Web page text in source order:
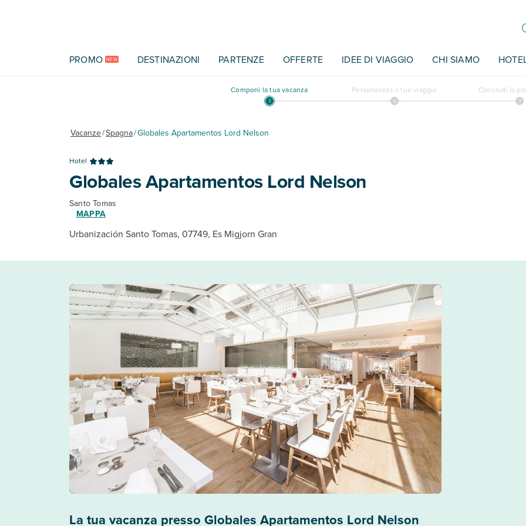
PROMO NEW DESTINAZIONI PARTENZE OFFERTE IDEE DI VIAGGIO CHI SIAMO
Componi la tua vacanza Personalizza il tuo viaggio Concludi la
Vacanze/Spagna/Globales Apartamentos Lord Nelson
Hotel
Globales Apartamentos Lord Nelson
Santo Tomas
MAPPA
Urbanización Santo Tomas, 07749, Es Migjorn Gran
La tua vacanza presso Globales Apartamentos Lord Nelson